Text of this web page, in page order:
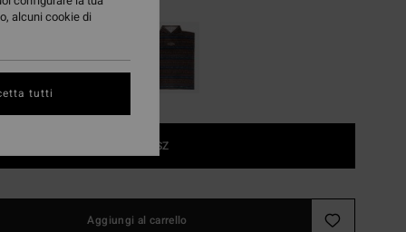
1SZ
Aggiungi al carrello
alcuni cookie di
tutti